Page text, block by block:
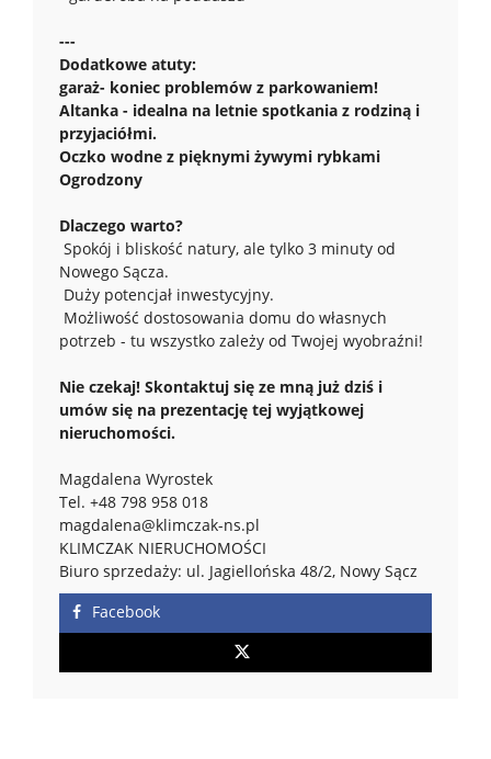
---
Dodatkowe atuty:
garaż- koniec problemów z parkowaniem!
Altanka - idealna na letnie spotkania z rodziną i
przyjaciółmi.
Oczko wodne z pięknymi żywymi rybkami
Ogrodzony
Dlaczego warto?
Spokój i bliskość natury, ale tylko 3 minuty od
Nowego Sącza.
Duży potencjał inwestycyjny.
Możliwość dostosowania domu do własnych
potrzeb - tu wszystko zależy od Twojej wyobraźni!
Nie czekaj! Skontaktuj się ze mną już dziś i
umów się na prezentację tej wyjątkowej
nieruchomości.
Magdalena Wyrostek
Tel. +48 798 958 018
magdalena@klimczak-ns.pl
KLIMCZAK NIERUCHOMOŚCI
Biuro sprzedaży: ul. Jagiellońska 48/2, Nowy Sącz
Facebook